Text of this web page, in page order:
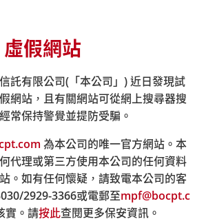
假網站
託有限公司(「本公司」) 近日發現試
網站，且有關網站可從網上搜尋器搜
常保持警覺並提防受騙。
為本公司的唯一官方網站。本
代理或第三方使用本公司的任何資料
。如有任何懷疑，請致電本公司的客
2929-3366或電郵至mpf@bocpt.c
實。請按此查閱更多保安資訊。
下載區域 個人賬戶成員
強積金下載
下載選單: